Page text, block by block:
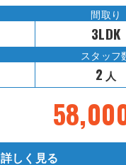
間取り
3LDK
スタッフ
2 人
詳しく見る